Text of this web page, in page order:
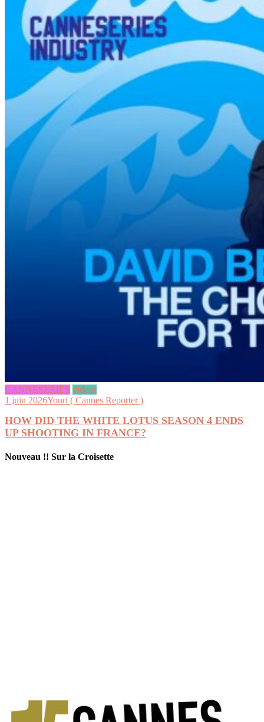
CANNESERIES videos
1 juin 2026Youri ( Cannes Reporter )
HOW DID THE WHITE LOTUS SEASON 4 ENDS
UP SHOOTING IN FRANCE?
Nouveau !! Sur la Croisette